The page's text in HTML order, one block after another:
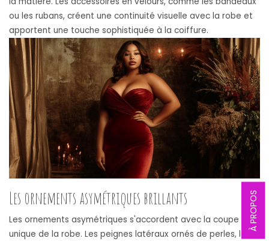
À PROPOS
ou les rubans, créent une continuité visuelle avec la robe et
apportent une touche sophistiquée à la coiffure.
Les ornements asymétriques brillants
Les ornements asymétriques s'accordent avec la coupe
unique de la robe. Les peignes latéraux ornés de perles, les